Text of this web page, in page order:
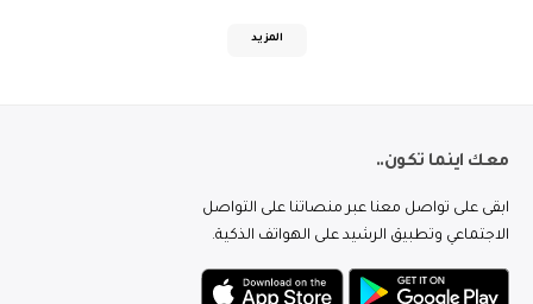
المزيد
معك اينما تكون..
ابقى على تواصل معنا عبر منصاتنا على التواصل
الاجتماعي وتطبيق الرشيد على الهواتف الذكية.